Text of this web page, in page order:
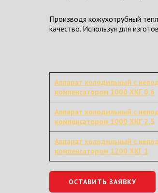
Производя кожухотрубный
качество. Используя для
Аппарат холодильный с
компенсатором 1000 ХКГ 0,6
Аппарат холодильный с
компенсатором 1000 ХКГ 2,5
Аппарат холодильный с
компенсатором 1200 ХКГ 1
ОСТАВИТЬ ЗАЯВКУ